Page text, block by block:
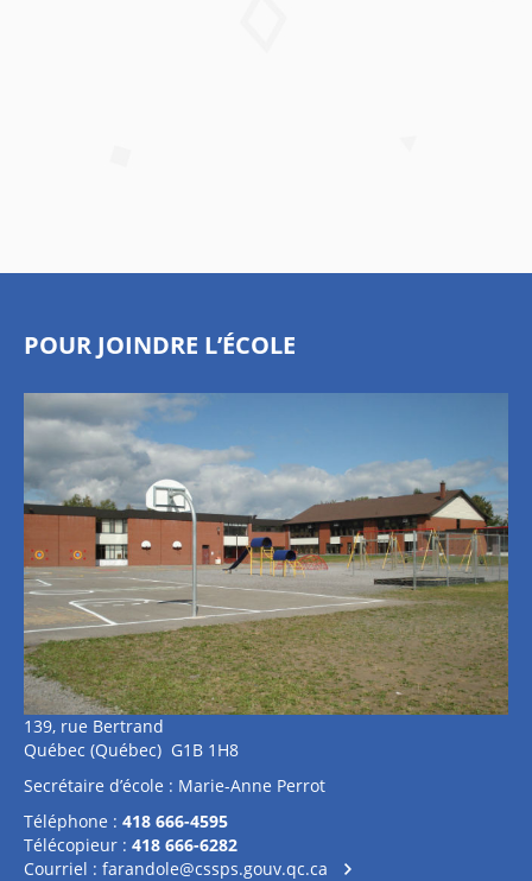
POUR JOINDRE L’ÉCOLE
139, rue Bertrand
Québec (Québec) G1B 1H8
Secrétaire d’école : Marie-Anne Perrot
Téléphone : 418 666-4595
Télécopieur : 418 666-6282
Courriel : farandole@cssps.gouv.qc.ca